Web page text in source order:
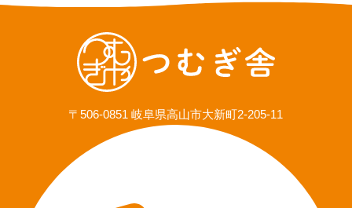
〒506-0851 岐阜県高山市大新町2-205-11